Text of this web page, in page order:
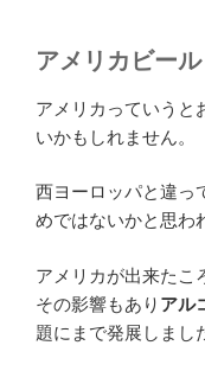
アメリカビール
アメリカっていうと
いかもしれません。
西ヨーロッパと違っ
めではないかと思わ
アメリカが出来たこ
その影響もあり アル
題にまで発展しまし